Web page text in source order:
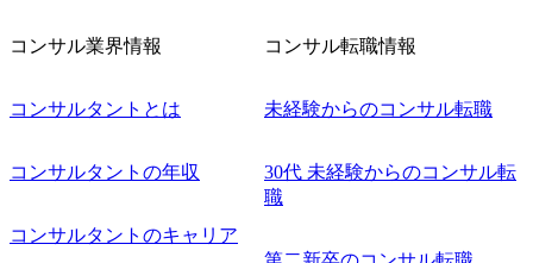
コンサル業界情報
コンサルタントとは
コンサルタントの年収
コンサルタントのキャリア
コンサル転職情報
未経験からのコンサル転職
30代 未経験からのコンサル転
職